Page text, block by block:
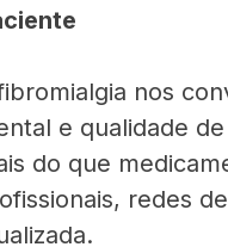
nos
e qualidade
do que
redes